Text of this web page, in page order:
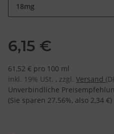
18mg
6,15 €
61,52 € pro 100 ml
inkl. 19% USt. , zzgl. Versand
Unverbindliche
(Sie sparen 27.56%, also 2,34 €)